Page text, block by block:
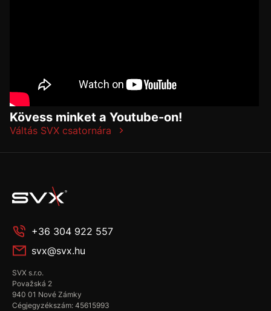
Kövess minket a Youtube-on!
Váltás SVX csatornára
+36 304 922 557
svx@svx.hu
SVX s.r.o.
Považská 2
940 01 Nové Zámky
Cégjegyzékszám: 45615993